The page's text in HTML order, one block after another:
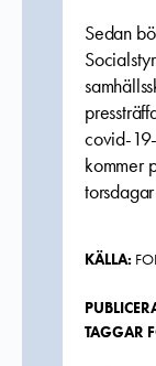
Sedan
covid-
kommer
KÄLLA:
TAGGAR